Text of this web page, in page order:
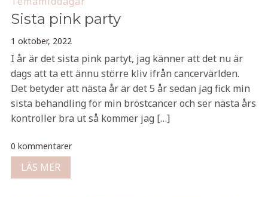
Sista pink party
1 oktober, 2022
I år är det sista pink partyt, jag känner att det nu är
dags att ta ett ännu större kliv ifrån cancervärlden.
Det betyder att nästa år är det 5 år sedan jag fick min
sista behandling för min bröstcancer och ser nästa års
kontroller bra ut så kommer jag […]
0 kommentarer
LÄS MER